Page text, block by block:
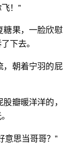
！”
糖果，一脸欣慰
下去。
，朝着宁羽的屁
瓣暖洋洋的，
意思当哥哥？”